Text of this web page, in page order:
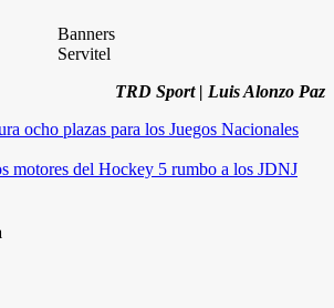
Banners
Servitel
TRD Sport | Luis Alonzo Paz
ocho plazas para los Juegos Nacionales
motores del Hockey 5 rumbo a los JDNJ